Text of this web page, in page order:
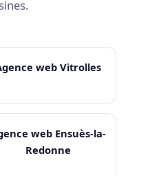
web Vitrolles
web Ensuès-la-
Redonne